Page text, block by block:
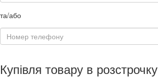
та/або
Купівля товару в розстрочку